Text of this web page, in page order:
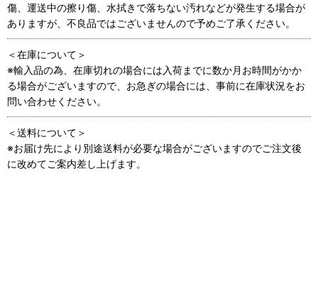
傷、運送中の擦り傷、水拭きで落ちない汚れなどが発生する場合が
ありますが、不良品ではございませんので予めご了承ください。
＜在庫について＞
※輸入品の為、在庫切れの場合には入荷までに数か月お時間がかか
る場合がございますので、お急ぎの場合には、事前に在庫状況をお
問い合わせください。
＜送料について＞
※お届け先により別途送料が必要な場合がございますのでご注文後
に改めてご案内差し上げます。